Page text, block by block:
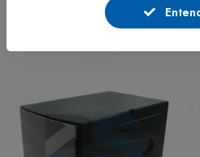
PRODUCTOS